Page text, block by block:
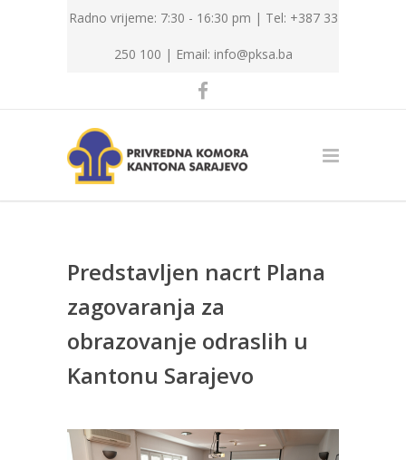
Radno vrijeme: 7:30 - 16:30 pm | Tel: +387 33
250 100 | Email: info@pksa.ba
Predstavljen nacrt Plana
zagovaranja za
obrazovanje odraslih u
Kantonu Sarajevo